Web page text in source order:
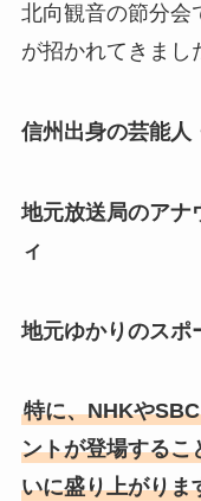
北向観音の節分会
が招かれてきまし
信州出身の芸能人
地元放送局のアナ
ィ
地元ゆかりのスポ
特に、NHKや
ントが登場するこ
いに盛り上がりま